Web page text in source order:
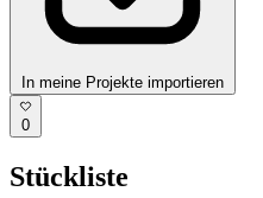
In meine Projekte importieren
0
Stückliste